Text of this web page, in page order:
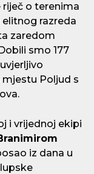
riječ o terenima
razreda
zaredom
smo 177
Poljud s
i vrijednoj ekipi
iz dana u